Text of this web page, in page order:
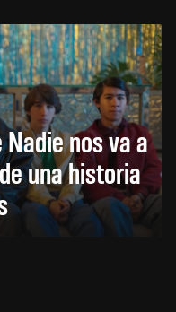
nos va a
una historia